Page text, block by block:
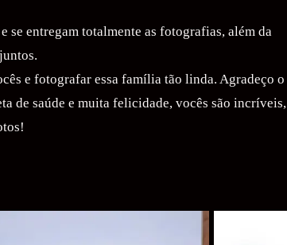
se entregam totalmente as fotografias, além da
e fotografar essa família tão linda. Agradeço o
de saúde e muita felicidade, vocês são incríveis,